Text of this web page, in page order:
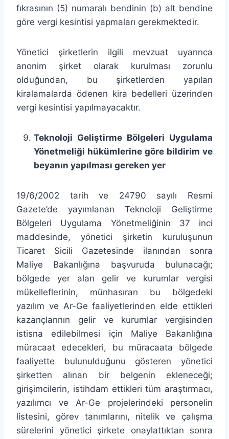
fıkrasının (5) numaralı bendinin (b) alt bendine
göre vergi kesintisi yapmaları gerekmektedir.
Yönetici şirketlerin ilgili mevzuat uyarınca
anonim şirket olarak kurulması zorunlu
olduğundan, bu şirketlerden yapılan
kiralamalarda ödenen kira bedelleri üzerinden
vergi kesintisi yapılmayacaktır.
Teknoloji Geliştirme Bölgeleri Uygulama
Yönetmeliği hükümlerine göre bildirim ve
beyanın yapılması gereken yer
19/6/2002 tarih ve 24790 sayılı Resmi
Gazete’de yayımlanan Teknoloji Geliştirme
Bölgeleri Uygulama Yönetmeliğinin 37 inci
maddesinde, yönetici şirketin kuruluşunun
Ticaret Sicili Gazetesinde ilanından sonra
Maliye Bakanlığına başvuruda bulunacağı;
bölgede yer alan gelir ve kurumlar vergisi
mükelleflerinin, münhasıran bu bölgedeki
yazılım ve Ar-Ge faaliyetlerinden elde ettikleri
kazançlarının gelir ve kurumlar vergisinden
istisna edilebilmesi için Maliye Bakanlığına
müracaat edecekleri, bu müracaata bölgede
faaliyette bulunulduğunu gösteren yönetici
şirketten alınan bir belgenin ekleneceği;
girişimcilerin, istihdam ettikleri tüm araştırmacı,
yazılımcı ve Ar-Ge projelerindeki personelin
listesini, görev tanımlarını, nitelik ve çalışma
sürelerini yönetici şirkete onaylattıktan sonra